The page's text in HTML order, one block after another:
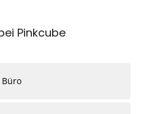
Pinkcube
Büro